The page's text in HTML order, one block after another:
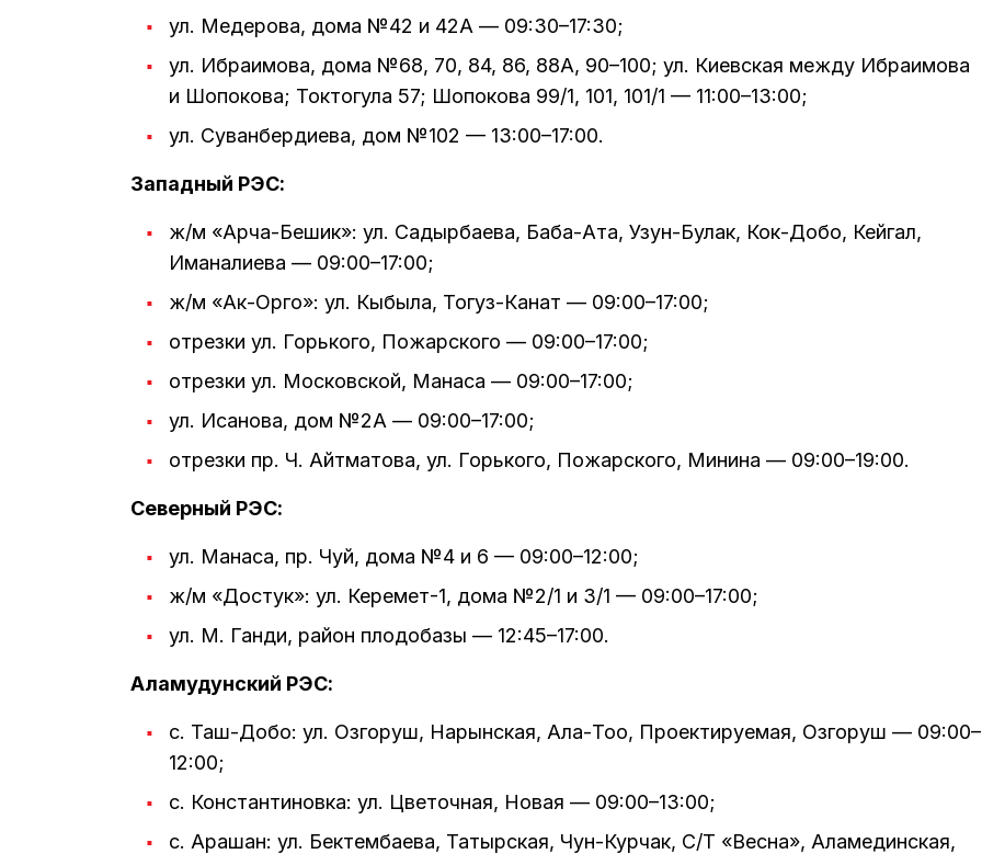
ул. Медерова, дома №42 и 42А — 09:30–17:30;
ул. Ибраимова, дома №68, 70, 84, 86, 88А, 90–100; ул. Киевская между Ибраимова
и Шопокова; Токтогула 57; Шопокова 99/1, 101, 101/1 — 11:00–13:00;
ул. Суванбердиева, дом №102 — 13:00–17:00.
Западный РЭС:
ж/м «Арча-Бешик»: ул. Садырбаева, Баба-Ата, Узун-Булак, Кок-Добо, Кейгал,
Иманалиева — 09:00–17:00;
ж/м «Ак-Орго»: ул. Кыбыла, Тогуз-Канат — 09:00–17:00;
отрезки ул. Горького, Пожарского — 09:00–17:00;
отрезки ул. Московской, Манаса — 09:00–17:00;
ул. Исанова, дом №2А — 09:00–17:00;
отрезки пр. Ч. Айтматова, ул. Горького, Пожарского, Минина — 09:00–19:00.
Северный РЭС:
ул. Манаса, пр. Чуй, дома №4 и 6 — 09:00–12:00;
ж/м «Достук»: ул. Керемет-1, дома №2/1 и 3/1 — 09:00–17:00;
ул. М. Ганди, район плодобазы — 12:45–17:00.
Аламудунский РЭС:
с. Таш-Добо: ул. Озгоруш, Нарынская, Ала-Тоо, Проектируемая, Озгоруш — 09:00–
12:00;
с. Константиновка: ул. Цветочная, Новая — 09:00–13:00;
с. Арашан: ул. Бектембаева, Татырская, Чун-Курчак, С/Т «Весна», Аламединская,